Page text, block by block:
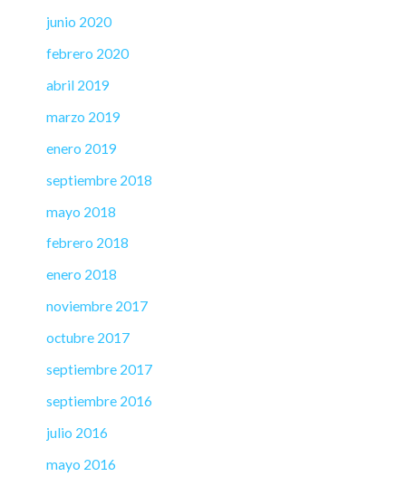
junio 2020
febrero 2020
abril 2019
marzo 2019
enero 2019
septiembre 2018
mayo 2018
febrero 2018
enero 2018
noviembre 2017
octubre 2017
septiembre 2017
septiembre 2016
julio 2016
mayo 2016